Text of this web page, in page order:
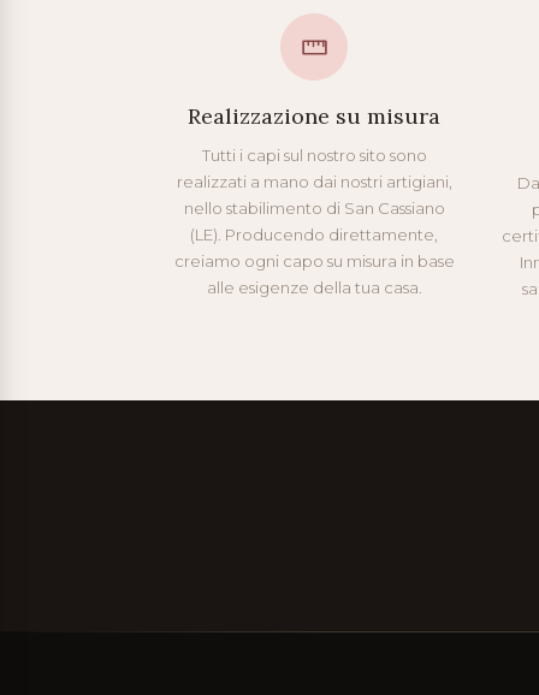
Realizzazione su misura
Tutti i capi sul nostro sito sono
realizzati a mano dai nostri artigiani,
nello stabilimento di San Cassiano
(LE). Producendo direttamente,
creiamo ogni capo su misura in base
alle esigenze della tua casa.